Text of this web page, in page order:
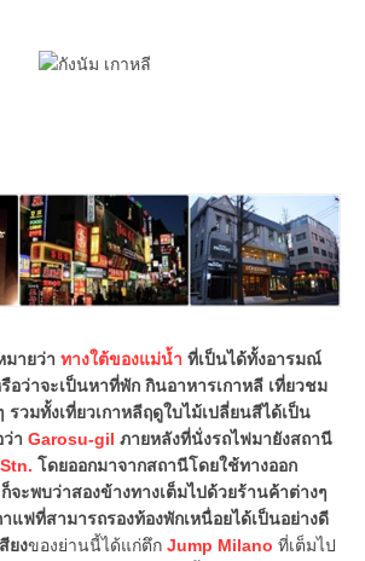
ายว่า ทางใต้ของแม่น้ำ ที่เป็นได้ทั้งอารมณ์
อว่าจะเป็นหาที่พัก กินอาหารเกาหลี เที่ยวชม
รวมทั้งเที่ยวเกาหลีฤดูใบไม้เปลี่ยนสีได้เป็น
า Garosu-gil ภายหลังที่นั่งรถไฟมายังสถานี
โดยออกมาจากสถานีโดยใช้ทางออก
จะพบว่าสองข้างทางเต็มไปด้วยร้านค้าต่างๆ
แฟที่สามารถรองท้องพักเหนื่อยได้เป็นอย่างดี
ยงของย่านนี้ได้แก่ตึก Jump Milano ที่เต็มไป